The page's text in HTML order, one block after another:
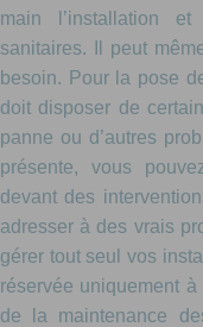
main l’installation
sanitaires. Il peut
besoin. Pour la pose
doit disposer de
panne ou d’autres
présente, vous
devant des
adresser à des vrais
gérer tout seul vos
réservée uniquement
de la maintenance